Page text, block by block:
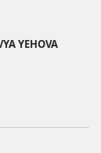
YEHOVA